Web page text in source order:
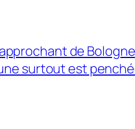
de
surtout est